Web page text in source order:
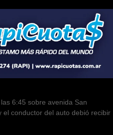
6:45 sobre avenida San
el conductor del auto debió recibir